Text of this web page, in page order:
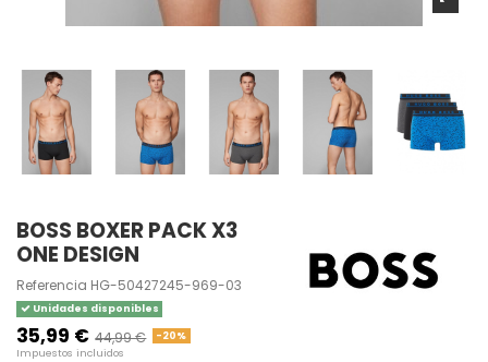
BOSS BOXER PACK X3
ONE DESIGN
Referencia HG-50427245-969-03
Unidades disponibles
35,99 € 44,99 € -20%
Impuestos incluidos